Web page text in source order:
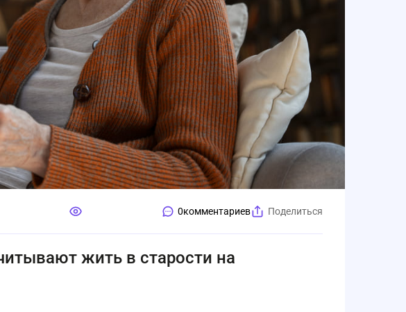
0комментариев Поделиться
жить в старости на